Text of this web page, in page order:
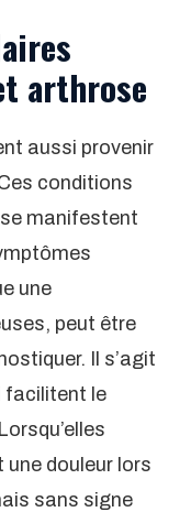
arthrose
aussi provenir
conditions
manifestent
une
peut être
Il s’agit
facilitent le
une douleur lors
sans signe